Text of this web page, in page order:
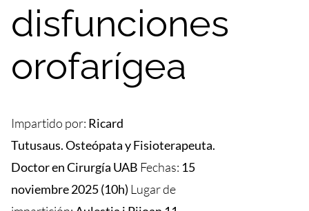
disfunciones
orofarígea
Impartido por: Ricard
Tutusaus. Osteópata y Fisioterapeuta.
Doctor en Cirurgía UAB Fechas: 15
noviembre 2025 (10h) Lugar de